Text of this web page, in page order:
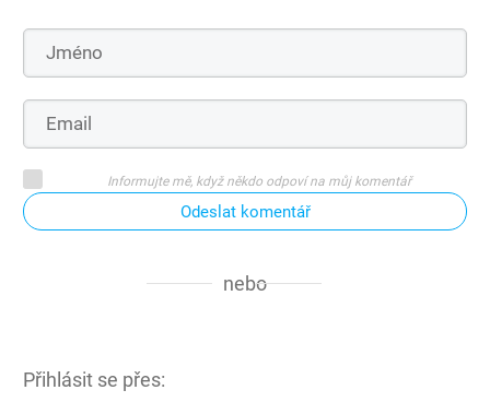
Informujte mě, když někdo odpoví na můj komentář
Odeslat komentář
nebo
Přihlásit se přes: